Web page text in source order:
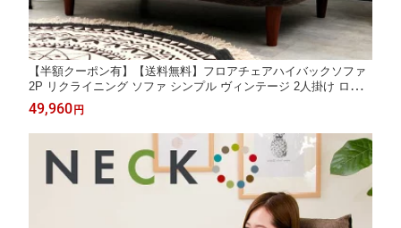
【半額クーポン有】【送料無料】フロアチェアハイバックソファ
2P リクライニング ソファ シンプル ヴィンテージ 2人掛け ロー
ソファ ポケットコイル 日本製 【沖縄・離島へは配送できませ
ん】
49,960 円